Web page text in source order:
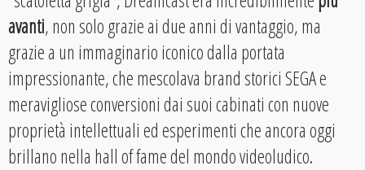
avanti, non solo grazie ai due anni di vantaggio, ma
grazie a un immaginario iconico dalla portata
impressionante, che mescolava brand storici SEGA e
meravigliose conversioni dai suoi cabinati con nuove
proprietà intellettuali ed esperimenti che ancora oggi
brillano nella hall of fame del mondo videoludico.